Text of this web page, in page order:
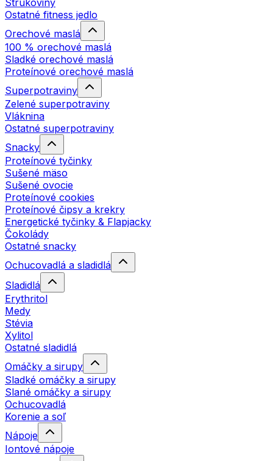
Strukoviny
Ostatné fitness jedlo
Orechové maslá
100 % orechové maslá
Sladké orechové maslá
Proteínové orechové maslá
Superpotraviny
Zelené superpotraviny
Vláknina
Ostatné superpotraviny
Snacky
Proteínové tyčinky
Sušené mäso
Sušené ovocie
Proteínové cookies
Proteínové čipsy a krekry
Energetické tyčinky & Flapjacky
Čokolády
Ostatné snacky
Ochucovadlá a sladidlá
Sladidlá
Erythritol
Medy
Stévia
Xylitol
Ostatné sladidlá
Omáčky a sirupy
Sladké omáčky a sirupy
Slané omáčky a sirupy
Ochucovadlá
Korenie a soľ
Nápoje
Iontové nápoje